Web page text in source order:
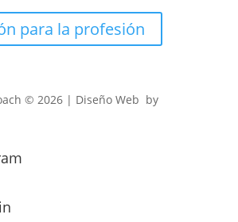
para la profesión
© 2026 | Diseño Web by